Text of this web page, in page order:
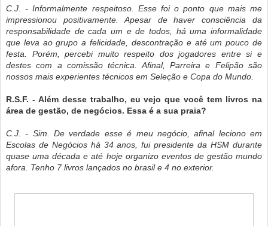
C.J. - Informalmente respeitoso. Esse foi o ponto que mais me
impressionou positivamente. Apesar de haver consciência da
responsabilidade de cada um e de todos, há uma informalidade
que leva ao grupo a felicidade, descontração e até um pouco de
festa. Porém, percebi muito respeito dos jogadores entre si e
destes com a comissão técnica. Afinal, Parreira e Felipão são
nossos mais experientes técnicos em Seleção e Copa do Mundo.
R.S.F. - Além desse trabalho, eu vejo que você tem livros na
área de gestão, de negócios. Essa é a sua praia?
C.J. - Sim. De verdade esse é meu negócio, afinal leciono em
Escolas de Negócios há 34 anos, fui presidente da HSM durante
quase uma década e até hoje organizo eventos de gestão mundo
afora. Tenho 7 livros lançados no brasil e 4 no exterior.